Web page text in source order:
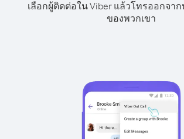
เลือกผู้ติดต่อใน Viber แล้วโทรออกจา
ของพวกเขา